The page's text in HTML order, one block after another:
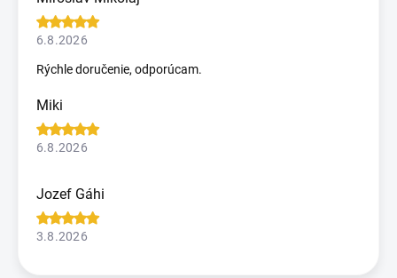
6.8.2026
Rýchle doručenie, odporúcam.
Miki
6.8.2026
Jozef Gáhi
3.8.2026